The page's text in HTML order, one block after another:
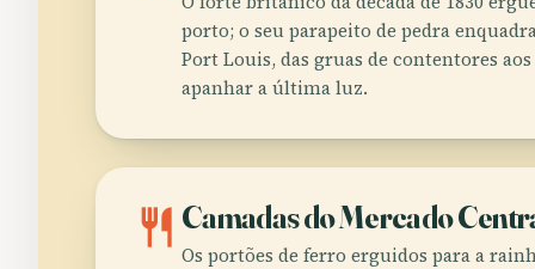
porto; o seu parapeito de pedra
Port Louis, das gruas de contentores
apanhar a última luz.
restaurant Camadas do Mercado
Os portões de ferro erguidos para a